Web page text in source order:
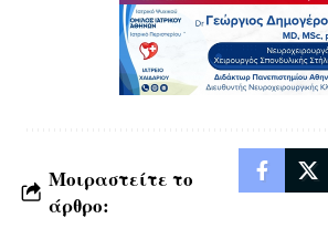
Μοιραστείτε το
άρθρο: